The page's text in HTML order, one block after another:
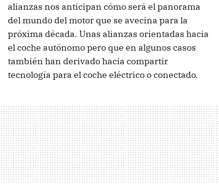
alianzas nos anticipan cómo será el panorama
del mundo del motor que se avecina para la
próxima década. Unas alianzas orientadas hacia
el coche autónomo pero que en algunos casos
también han derivado hacia compartir
tecnología para el coche eléctrico o conectado.